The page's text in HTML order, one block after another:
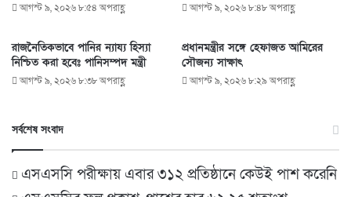
আগস্ট ৯, ২০২৬ ৮:৫৪ অপরাহ্ণ আগস্ট ৯, ২০২৬ ৮:৪৮ অপরাহ্ণ
রাজনৈতিকভাবে পানির ন্যায্য হিস্যা
নিশ্চিত করা হবেঃ পানিসম্পদ মন্ত্রী
আগস্ট ৯, ২০২৬ ৮:৩৮ অপরাহ্ণ
প্রধানমন্ত্রীর সঙ্গে হেফাজত আমিরের
সৌজন্য সাক্ষাৎ
আগস্ট ৯, ২০২৬ ৮:২৯ অপরাহ্ণ
সর্বশেষ সংবাদ
এসএসসি পরীক্ষায় এবার ৩১২ প্রতিষ্ঠানে কেউই পাশ করেনি